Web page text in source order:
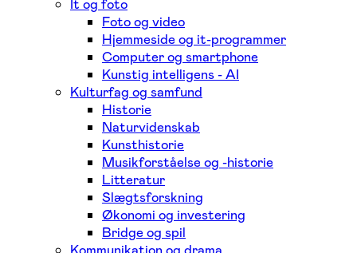
It og foto
Foto og video
Hjemmeside og it-programmer
Computer og smartphone
Kunstig intelligens - AI
Kulturfag og samfund
Historie
Naturvidenskab
Kunsthistorie
Musikforståelse og -historie
Litteratur
Slægtsforskning
Økonomi og investering
Bridge og spil